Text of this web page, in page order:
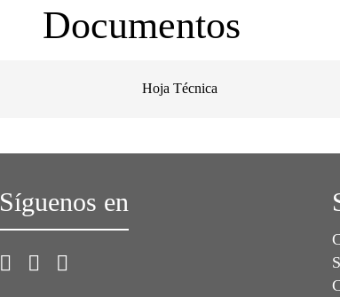
Documentos
Hoja Técnica
Síguenos en